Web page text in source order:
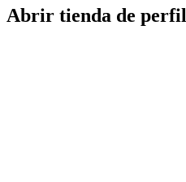
Abrir tienda de perfil